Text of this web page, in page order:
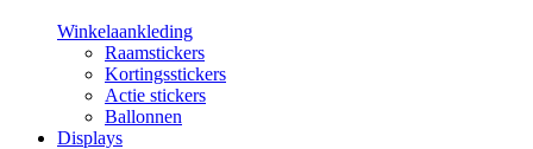
Winkelaankleding
Raamstickers
Kortingsstickers
Actie stickers
Ballonnen
Displays